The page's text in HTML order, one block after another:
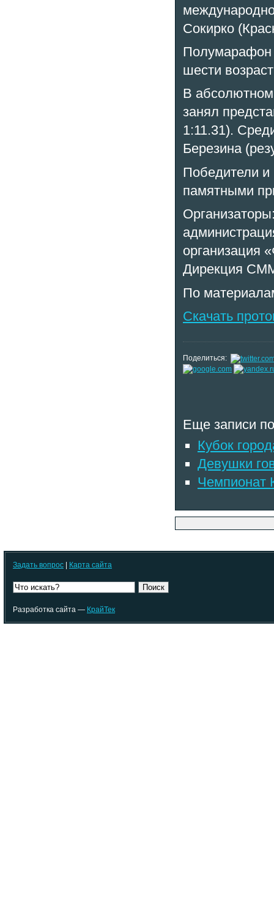
Сокирко
Полумарафон
шести
В
занял
1:11.31).
Березина
Победители
памятными
организация
Дирекция
По
Скачать
Поделиться:
Еще записи
Кубок
Девушки
Чемпионат
Задать вопрос Карта сайта
Поиск
Разработка сайта — КрайТек